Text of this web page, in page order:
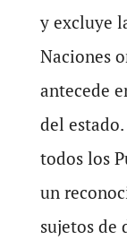
y excluye
Naciones
antecede
del
todos los
un
sujetos de